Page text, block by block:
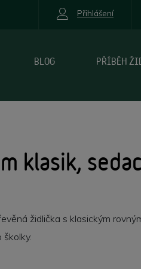
Přihlášení
BLOG PŘÍBĚH
klasik,
židlička s klasickým
školky.